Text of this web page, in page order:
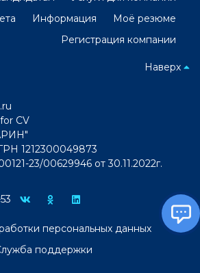
Информация
Моё резюме
Регистрация компании
Наверх
for CV
1212300049873
23/00629946 от 30.11.2022г.
персональных данных
поддержки